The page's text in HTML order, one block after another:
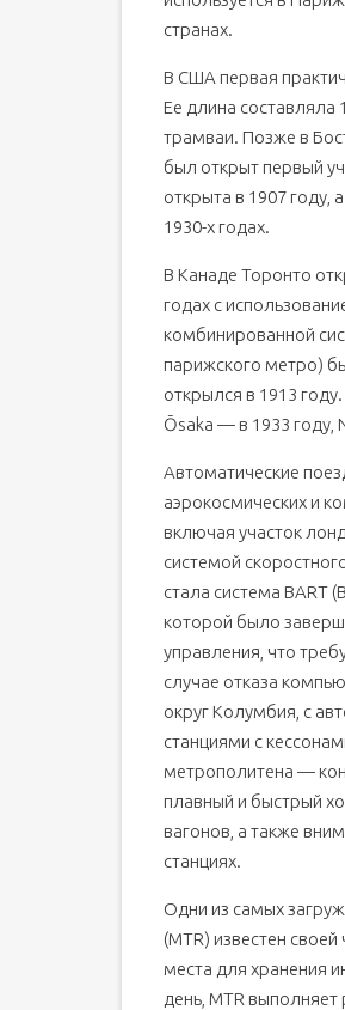
странах.
В США первая
Ее длина составляла
трамваи. Позже в
был открыт первый
открыта в 1907 году,
1930-х годах.
В Канаде Торонто
годах с
комбинированной
парижского метро)
открылся в 1913
Ōsaka — в 1933 году,
Автоматические
аэрокосмических и
включая участок
системой
стала система BART
которой было
управления, что
случае отказа
округ Колумбия, с
станциями с
метрополитена —
плавный и быстрый
вагонов, а также
станциях.
Одни из самых
(MTR) известен
места для хранения
день, MTR